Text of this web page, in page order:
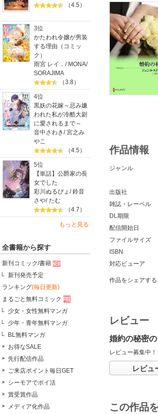
（4.5）
3位
かたわれ令嬢が男装
する理由（コミッ
ク）
雨宮 レイ． / MONA/
SORAJIMA
（3.8）
4位
黒妖の花嫁～忌み嫌
われた私が冷酷大尉
に愛されるまで～
音中さわき/宮之み
やこ
（4.5）
5位
【単話】公爵家の長
女でした
彩川ぬるぴょ /鈴音
さや/たむ
（4.7）
もっと見る
全書籍から探す
新刊コミック/書籍
新刊発売予定
ランキング(毎日更新)
まるごと無料コミック
少女・女性無料マンガ
少年・青年無料マンガ
BL無料マンガ
お得なSALE
先行配信作品
ご来店ポイント毎日GET
シーモアでポイ活
賞受賞作品
メディア化作品
作品情報
ジャンル
出版社
雑誌・レーベル
DL期限
配信開始日
ファイルサイズ
ISBN
対応ビューア
作品をシェアする
レビュー
婚約の秘密
レビュー募集中！
レビュ
この作品